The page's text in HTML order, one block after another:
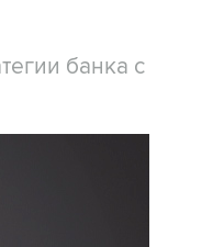
банка с